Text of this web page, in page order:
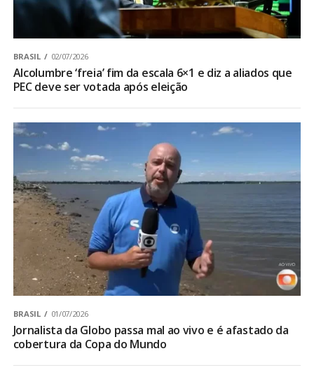
BRASIL 02/07/2026
Alcolumbre ‘freia’ fim da escala 6×1 e diz a aliados que
PEC deve ser votada após eleição
BRASIL 01/07/2026
Jornalista da Globo passa mal ao vivo e é afastado da
cobertura da Copa do Mundo